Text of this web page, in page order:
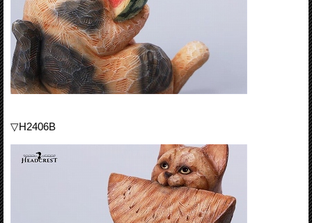
▽H2406B